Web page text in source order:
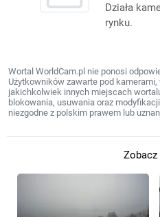
Działa
rynku.
Wortal WorldCam.pl nie ponosi
Użytkowników zawarte pod
jakichkolwiek innych miejscach
blokowania, usuwania oraz
niezgodne z polskim prawem lub
Zobacz